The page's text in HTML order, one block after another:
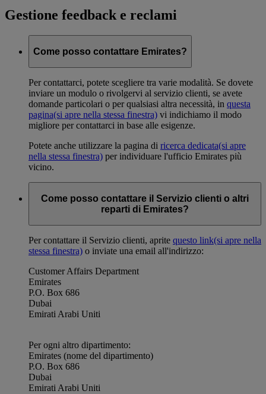
Gestione feedback e reclami
Come posso contattare Emirates?
Per contattarci, potete scegliere tra varie modalità. Se dovete
inviare un modulo o rivolgervi al servizio clienti, se avete
domande particolari o per qualsiasi altra necessità, in questa
pagina(si apre nella stessa finestra) vi indichiamo il modo
migliore per contattarci in base alle esigenze.
Potete anche utilizzare la pagina di ricerca dedicata(si apre
nella stessa finestra) per individuare l'ufficio Emirates più
vicino.
Come posso contattare il Servizio clienti o altri
reparti di Emirates?
Per contattare il Servizio clienti, aprite questo link(si apre nella
stessa finestra) o inviate una email all'indirizzo:
Customer Affairs Department
Emirates
P.O. Box 686
Dubai
Emirati Arabi Uniti
Per ogni altro dipartimento:
Emirates (nome del dipartimento)
P.O. Box 686
Dubai
Emirati Arabi Uniti